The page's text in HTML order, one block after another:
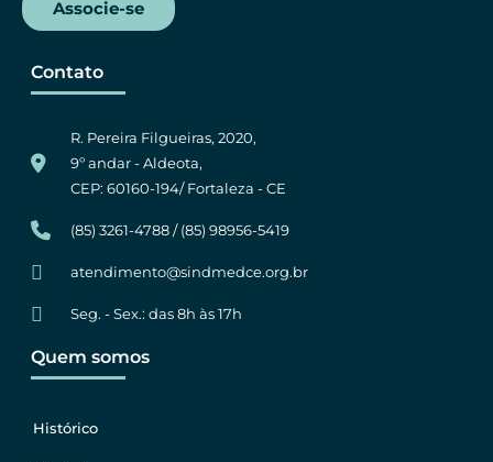
Associe-se
Contato
R. Pereira Filgueiras, 2020,
9º andar - Aldeota,
CEP: 60160-194/ Fortaleza - CE
(85) 3261-4788 / (85) 98956-5419
atendimento@sindmedce.org.br
Seg. - Sex.: das 8h às 17h
Quem somos
Histórico